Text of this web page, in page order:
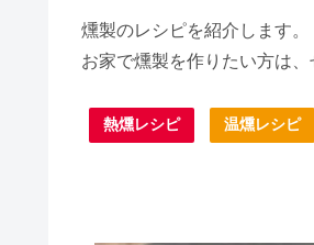
燻製のレシピを紹介します。
お家で燻製を作りたい方は、
熱燻レシピ 温燻レシピ